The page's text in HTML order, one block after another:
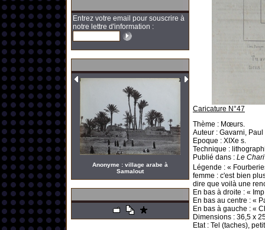
Entrez votre email pour souscrire à
notre lettre d'information :
Anonyme : village arabe à
Samalout
Caricature N°47
Thème : Mœurs.
Auteur : Gavarni,
Epoque : XIXe s.
Technique :
Publié dans : Le
Légende : «
femme : c'est bien
dire que voilà une
En bas à droite : «
En bas au centre : «
En bas à gauche : «
Dimensions : 36,5 x
Etat : Tel (taches),